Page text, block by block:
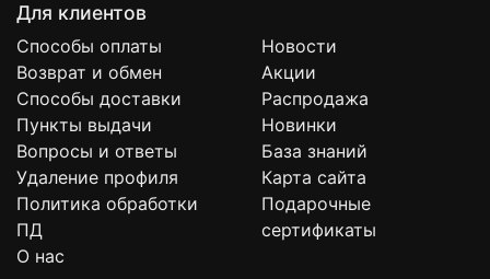
Для клиентов
Способы оплаты
Возврат и обмен
Способы доставки
Пункты выдачи
Вопросы и ответы
Удаление профиля
Политика обработки
ПД
О нас
Новости
Акции
Распродажа
Новинки
База знаний
Карта сайта
Подарочные
сертификаты